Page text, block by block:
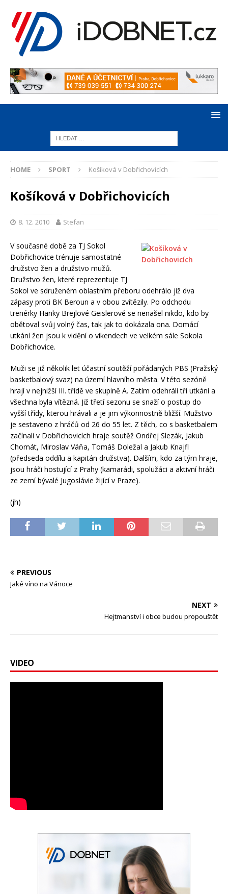
HOME SPORT Košíková v Dobřichovicích
Košíková v Dobřichovicích
8. 12. 2010 Stefan
V současné době za TJ Sokol
Dobřichovice trénuje samostatné
družstvo žen a družstvo mužů.
Družstvo žen, které reprezentuje TJ
Sokol ve sdruženém oblastním přeboru odehrálo již dva
zápasy proti BK Beroun a v obou zvítězily. Po odchodu
trenérky Hanky Brejlové Geislerové se nenašel nikdo, kdo by
obětoval svůj volný čas, tak jak to dokázala ona. Domácí
utkání žen jsou k vidění o víkendech ve velkém sále Sokola
Dobřichovice.
Muži se již několik let účastní soutěží pořádaných PBS (Pražský
basketbalový svaz) na území hlavního města. V této sezóně
hrají v nejnižší III. třídě ve skupině A. Zatím odehráli tři utkání a
všechna byla vítězná. Již třetí sezonu se snaží o postup do
vyšší třídy, kterou hrávali a je jim výkonnostně bližší. Mužstvo
je sestaveno z hráčů od 26 do 55 let. Z těch, co s basketbalem
začínali v Dobřichovicích hraje soutěž Ondřej Slezák, Jakub
Chomát, Miroslav Váňa, Tomáš Doležal a Jakub Knajfl
(předseda oddílu a kapitán družstva). Dalším, kdo za tým hraje,
jsou hráči hostující z Prahy (kamarádi, spolužáci a aktivní hráči
ze zemí bývalé Jugoslávie žijící v Praze).
(jh)
PREVIOUS
Jaké víno na Vánoce
NEXT
Hejtmanství i obce budou propouštět
VIDEO